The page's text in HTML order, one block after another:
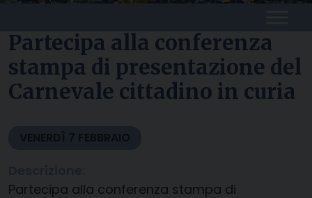
Partecipa alla conferenza
stampa di presentazione del
Carnevale cittadino in curia
VENERDÌ 7 FEBBRAIO
Partecipa alla conferenza stampa di